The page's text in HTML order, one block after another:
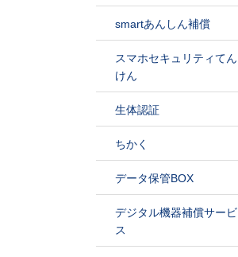
smartあんしん補償
スマホセキュリティてん
けん
生体認証
ちかく
データ保管BOX
デジタル機器補償サービ
ス